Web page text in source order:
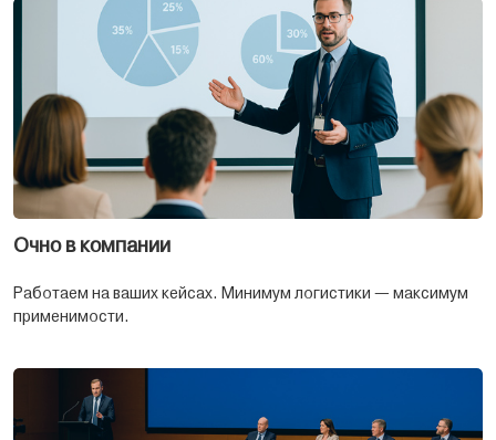
Очно в компании
Работаем на ваших кейсах. Минимум логистики — максимум
применимости.